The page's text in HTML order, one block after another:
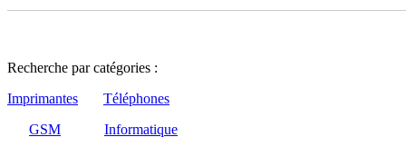
Recherche par catégories :
Imprimantes
Téléphones
GSM
Informatique